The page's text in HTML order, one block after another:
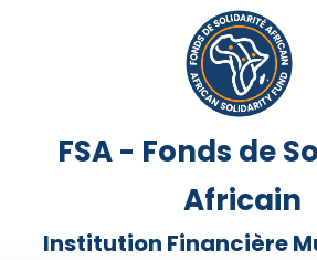
FSA - Fonds de
Africain
Institution Financière